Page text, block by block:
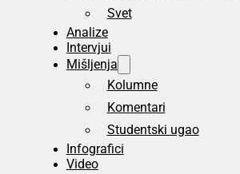
Svet
Analize
Intervjui
Mišljenja
Kolumne
Komentari
Studentski ugao
Infografici
Video